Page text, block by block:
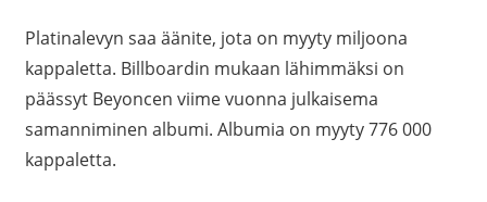
Platinalevyn saa äänite, jota on myyty miljoona
kappaletta. Billboardin mukaan lähimmäksi on
päässyt Beyoncen viime vuonna julkaisema
samanniminen albumi. Albumia on myyty 776 000
kappaletta.